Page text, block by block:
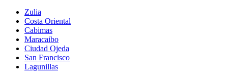
Zulia
Costa Oriental
Cabimas
Maracaibo
Ciudad Ojeda
San Francisco
Lagunillas